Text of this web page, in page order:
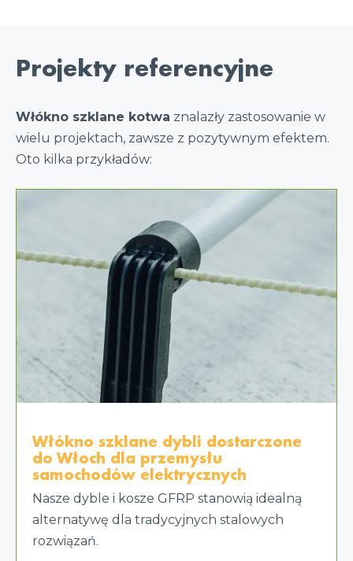
Projekty referencyjne
Włókno szklane kotwa znalazły zastosowanie w
wielu projektach, zawsze z pozytywnym efektem.
Oto kilka przykładów:
Włókno szklane dybli dostarczone
do Włoch dla przemysłu
samochodów elektrycznych
Nasze dyble i kosze GFRP stanowią idealną
alternatywę dla tradycyjnych stalowych
rozwiązań.